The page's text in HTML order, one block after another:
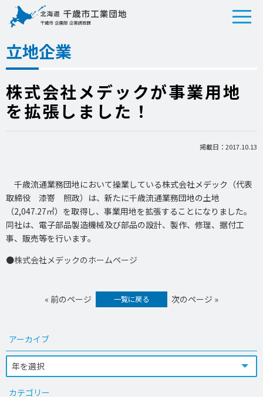
立地企業
株式会社メデックが事業用地
を拡張しました！
掲載日：2017.10.13
千歳流通業務団地において操業している株式会社メデック（代表
取締役 漆嵜 照政）は、新たに千歳流通業務団地の土地
（2,047.27㎡）を取得し、事業用地を拡張することになりました。
同社は、電子部品製造機械及び部品の設計、製作、修理、据付工
事、販売等を行います。
●株式会社メデックのホームページ
« 前のページ 一覧に戻る 次のページ »
アーカイブ
カテゴリー